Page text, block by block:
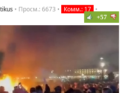
• Просм.: 6673 • Комм.: 17 •
+57